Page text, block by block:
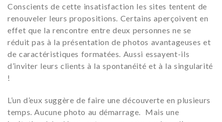
Conscients de cette insatisfaction les sites tentent de
renouveler leurs propositions. Certains aperçoivent en
effet que la rencontre entre deux personnes ne se
réduit pas à la présentation de photos avantageuses et
de caractéristiques formatées. Aussi essayent-ils
d’inviter leurs clients à la spontanéité et à la singularité
!
L’un d’eux suggère de faire une découverte en plusieurs
temps. Aucune photo au démarrage. Mais une